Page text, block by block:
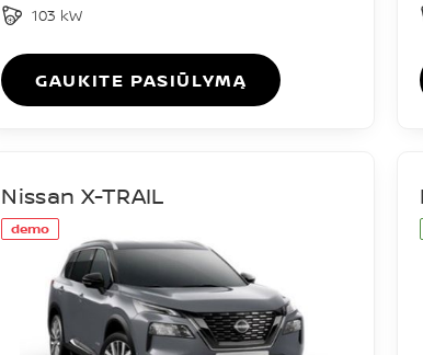
103 kW
GAUKITE PASIŪLYMĄ
demo
Nissan X-TRAIL